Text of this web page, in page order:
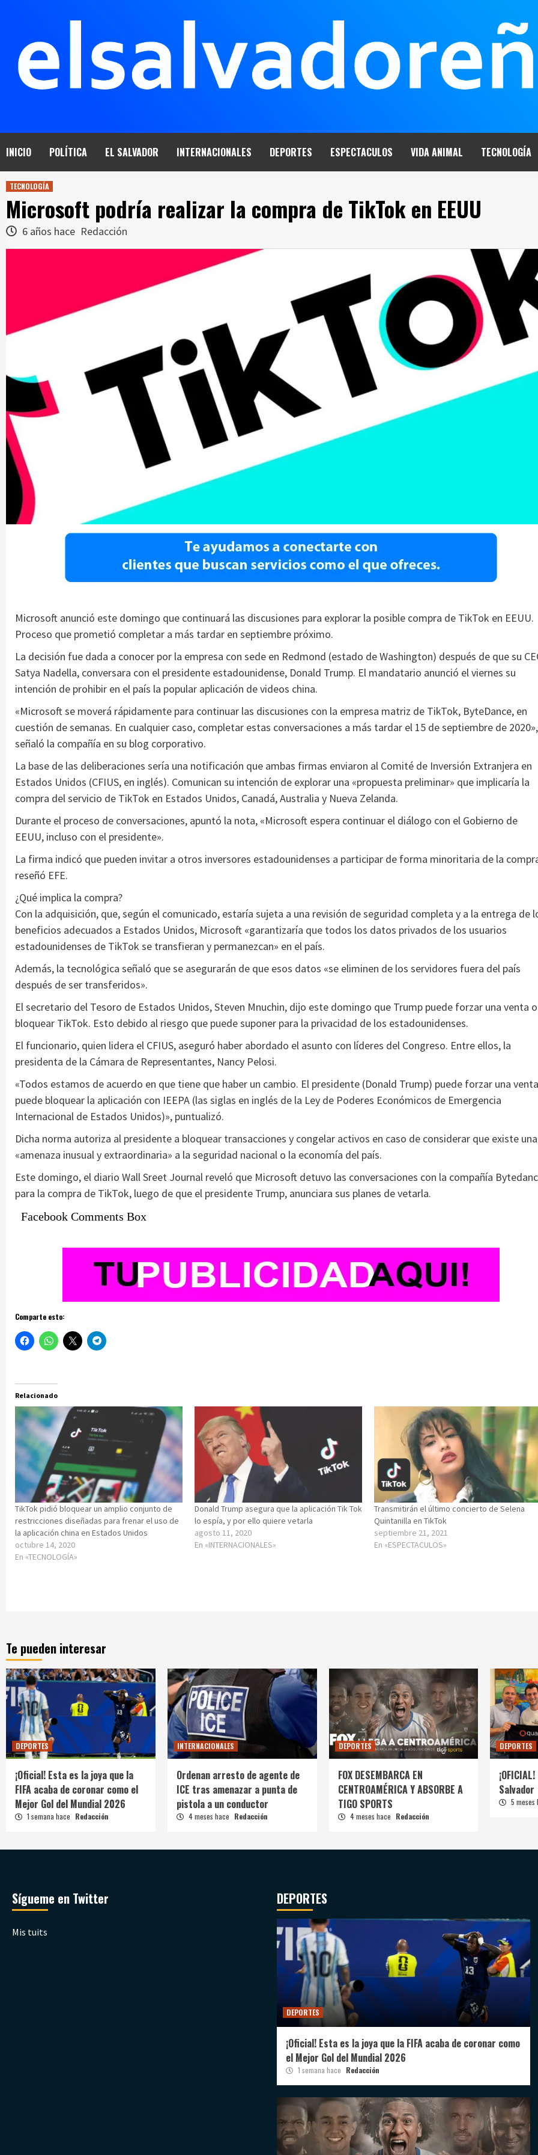
INICIO POLÍTICA EL SALVADOR INTERNACIONALES DEPORTES ESPECTACULOS VIDA ANIMAL TECNOLOGÍA
TECNOLOGÍA
Microsoft podría realizar la compra de TikTok en EEUU
6 años hace Redacción
Microsoft anunció este domingo que continuará las discusiones para explorar la posible compra de TikTok en EEUU.
Proceso que prometió completar a más tardar en septiembre próximo.
La decisión fue dada a conocer por la empresa con sede en Redmond (estado de Washington) después de que su
Satya Nadella, conversara con el presidente estadounidense, Donald Trump. El mandatario anunció el viernes su
intención de prohibir en el país la popular aplicación de videos china.
«Microsoft se moverá rápidamente para continuar las discusiones con la empresa matriz de TikTok, ByteDance, en
cuestión de semanas. En cualquier caso, completar estas conversaciones a más tardar el 15 de septiembre de 2020»,
señaló la compañía en su blog corporativo.
La base de las deliberaciones sería una notificación que ambas firmas enviaron al Comité de Inversión Extranjera en
Estados Unidos (CFIUS, en inglés). Comunican su intención de explorar una «propuesta preliminar» que implicaría la
compra del servicio de TikTok en Estados Unidos, Canadá, Australia y Nueva Zelanda.
Durante el proceso de conversaciones, apuntó la nota, «Microsoft espera continuar el diálogo con el Gobierno de
EEUU, incluso con el presidente».
La firma indicó que pueden invitar a otros inversores estadounidenses a participar de forma minoritaria de la
reseñó EFE.
¿Qué implica la compra?
Con la adquisición, que, según el comunicado, estaría sujeta a una revisión de seguridad completa y a la entrega de
beneficios adecuados a Estados Unidos, Microsoft «garantizaría que todos los datos privados de los usuarios
estadounidenses de TikTok se transfieran y permanezcan» en el país.
Además, la tecnológica señaló que se asegurarán de que esos datos «se eliminen de los servidores fuera del país
después de ser transferidos».
El secretario del Tesoro de Estados Unidos, Steven Mnuchin, dijo este domingo que Trump puede forzar una venta o
bloquear TikTok. Esto debido al riesgo que puede suponer para la privacidad de los estadounidenses.
El funcionario, quien lidera el CFIUS, aseguró haber abordado el asunto con líderes del Congreso. Entre ellos, la
presidenta de la Cámara de Representantes, Nancy Pelosi.
«Todos estamos de acuerdo en que tiene que haber un cambio. El presidente (Donald Trump) puede forzar una
puede bloquear la aplicación con IEEPA (las siglas en inglés de la Ley de Poderes Económicos de Emergencia
Internacional de Estados Unidos)», puntualizó.
Dicha norma autoriza al presidente a bloquear transacciones y congelar activos en caso de considerar que existe una
«amenaza inusual y extraordinaria» a la seguridad nacional o la economía del país.
Este domingo, el diario Wall Sreet Journal reveló que Microsoft detuvo las conversaciones con la compañía
para la compra de TikTok, luego de que el presidente Trump, anunciara sus planes de vetarla.
Facebook Comments Box
Comparte esto:
Relacionado
TikTok pidió bloquear un amplio conjunto de
restricciones diseñadas para frenar el uso de
la aplicación china en Estados Unidos
octubre 14, 2020
En «TECNOLOGÍA»
Donald Trump asegura que la aplicación Tik Tok
lo espía, y por ello quiere vetarla
agosto 11, 2020
En «INTERNACIONALES»
Transmitirán el último concierto de Selena
Quintanilla en TikTok
septiembre 21, 2021
En «ESPECTACULOS»
Te pueden interesar
DEPORTES
¡Oficial! Esta es la joya que la
FIFA acaba de coronar como el
Mejor Gol del Mundial 2026
1 semana hace Redacción
INTERNACIONALES
Ordenan arresto de agente de
ICE tras amenazar a punta de
pistola a un conductor
4 meses hace Redacción
DEPORTES
FOX DESEMBARCA EN
CENTROAMÉRICA Y ABSORBE A
TIGO SPORTS
4 meses hace Redacción
DEPORTES
Salvador
5
Sígueme en Twitter
Mis tuits
DEPORTES
DEPORTES
¡Oficial! Esta es la joya que la FIFA acaba de coronar como
el Mejor Gol del Mundial 2026
1 semana hace Redacción